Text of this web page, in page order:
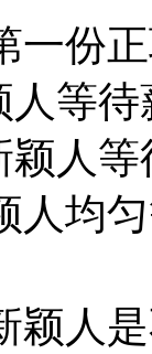
一份
人等
颖人
人均
颖人